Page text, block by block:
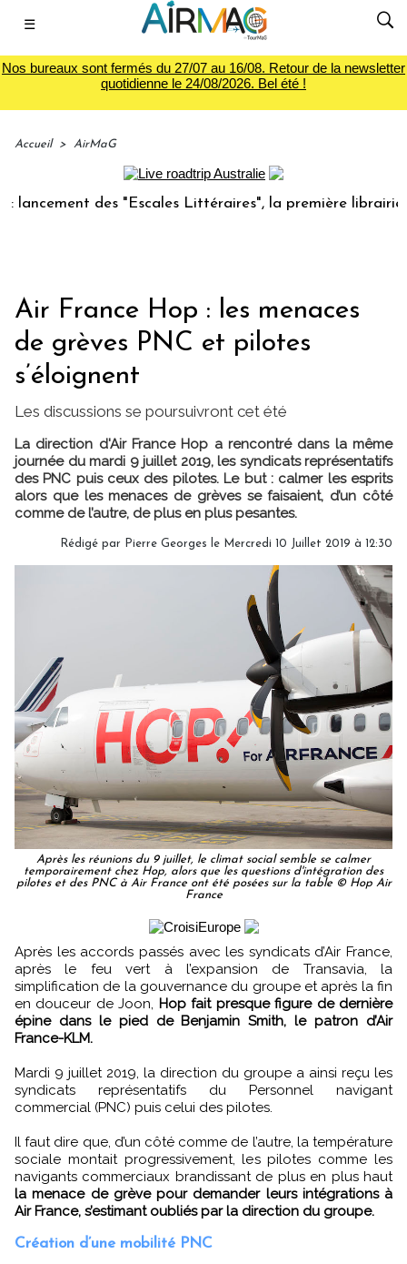
☰
Nos bureaux sont fermés du 27/07 au 16/08. Retour de la newsletter
quotidienne le 24/08/2026. Bel été !
Accueil > AirMaG
des "Escales Littéraires", la première librairie du
Air France Hop : les menaces
de grèves PNC et pilotes
s’éloignent
Les discussions se poursuivront cet été
La direction d'Air France Hop a rencontré dans la même
journée du mardi 9 juillet 2019, les syndicats représentatifs
des PNC puis ceux des pilotes. Le but : calmer les esprits
alors que les menaces de grèves se faisaient, d’un côté
comme de l’autre, de plus en plus pesantes.
Rédigé par Pierre Georges le Mercredi 10 Juillet 2019 à 12:30
Après les réunions du 9 juillet, le climat social semble se calmer
temporairement chez Hop, alors que les questions d'intégration des
pilotes et des PNC à Air France ont été posées sur la table © Hop Air
France
Après les accords passés avec les syndicats d’Air France,
après le feu vert à l’expansion de Transavia, la
simplification de la gouvernance du groupe et après la fin
en douceur de Joon, Hop fait presque figure de dernière
épine dans le pied de Benjamin Smith, le patron d’Air
France-KLM.
Mardi 9 juillet 2019, la direction du groupe a ainsi reçu les
syndicats représentatifs du Personnel navigant
commercial (PNC) puis celui des pilotes.
Il faut dire que, d’un côté comme de l’autre, la température
sociale montait progressivement, les pilotes comme les
navigants commerciaux brandissant de plus en plus haut
la menace de grève pour demander leurs intégrations à
Air France, s’estimant oubliés par la direction du groupe.
Création d’une mobilité PNC